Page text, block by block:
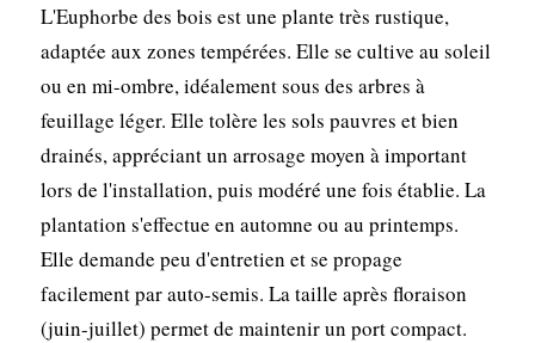
L'Euphorbe des bois est une plante très rustique,
adaptée aux zones tempérées. Elle se cultive au soleil
ou en mi-ombre, idéalement sous des arbres à
feuillage léger. Elle tolère les sols pauvres et bien
drainés, appréciant un arrosage moyen à important
lors de l'installation, puis modéré une fois établie. La
plantation s'effectue en automne ou au printemps.
Elle demande peu d'entretien et se propage
facilement par auto-semis. La taille après floraison
(juin-juillet) permet de maintenir un port compact.